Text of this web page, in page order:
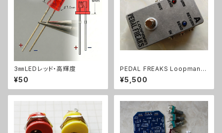
3㎜LEDレッド・高輝度
¥50
PEDAL FREAKS Loopman 2
Loopキット
¥5,500